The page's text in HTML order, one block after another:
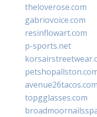
theloverose.com
gabriovoice.com
resinflowart.com
p-sports.net
avenue26tacos.com
topgglasses.com